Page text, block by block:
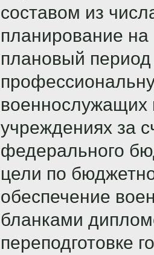
составом из
планирование
плановый
военнослужащих
учреждениях за
федерального
цели по
обеспечение
бланками
переподготовке